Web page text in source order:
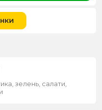
зелень, салати,